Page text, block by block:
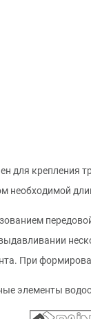
для крепления
необходимой
При
элементы